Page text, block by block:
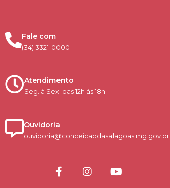
Fale com
(34) 3321-0000
Atendimento
Seg. à Sex. das 12h às 18h
Ouvidoria
ouvidoria@conceicaodasalagoas.mg.gov.br